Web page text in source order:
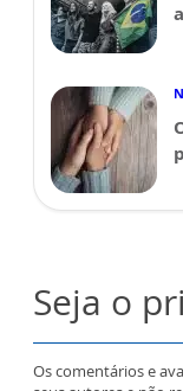
Seja o
Os comentários e